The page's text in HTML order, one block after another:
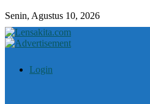
Senin, Agustus 10, 2026
Login